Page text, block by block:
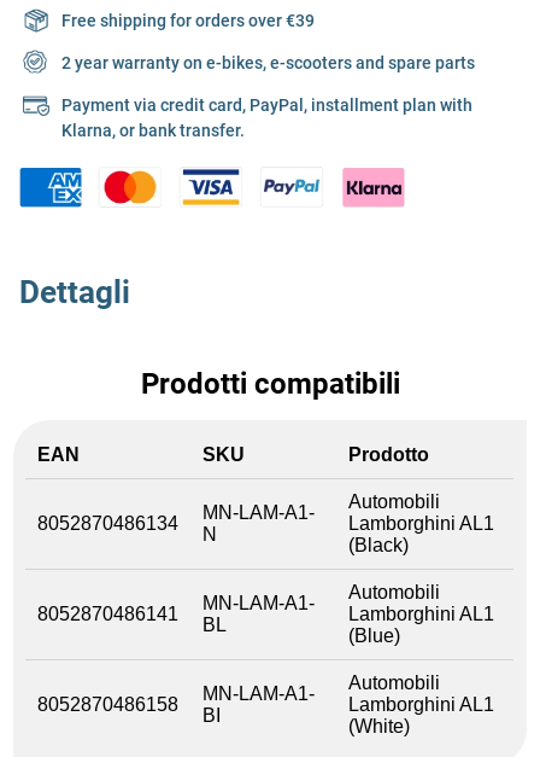
Free shipping for orders over €39
2 year warranty on e-bikes, e-scooters and spare parts
Payment via credit card, PayPal, installment plan with
Klarna, or bank transfer.
Dettagli
Prodotti compatibili
EAN SKU Prodotto
8052870486134
MN-LAM-A1-
N
Automobili
Lamborghini AL1
(Black)
8052870486141
MN-LAM-A1-
BL
Automobili
Lamborghini AL1
(Blue)
8052870486158
MN-LAM-A1-
BI
Automobili
Lamborghini AL1
(White)